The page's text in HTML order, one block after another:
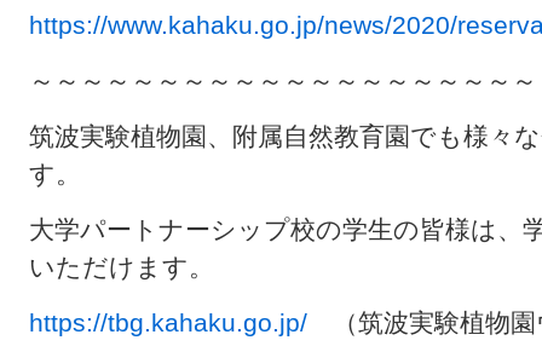
https://www.kahaku.go.jp/news/2020/
～～～～～～～～～～～～～～～～～～～
筑波実験植物園、附属自然教育園でも様々
す。
大学パートナーシップ校の学生の皆様は、
いただけます。
https://tbg.kahaku.go.jp/ （筑波実験植物